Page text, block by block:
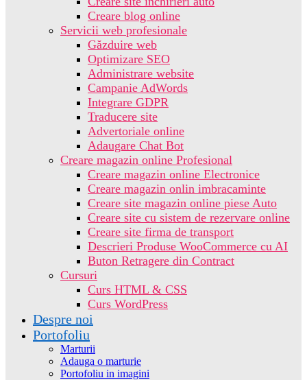
Creare blog online
Servicii web profesionale
Găzduire web
Optimizare SEO
Administrare website
Campanie AdWords
Integrare GDPR
Traducere site
Advertoriale online
Adaugare Chat Bot
Creare magazin online Profesional
Creare magazin online Electronice
Creare magazin onlin imbracaminte
Creare site magazin online piese Auto
Creare site cu sistem de rezervare online
Creare site firma de transport
Descrieri Produse WooCommerce cu AI
Buton Retragere din Contract
Cursuri
Curs HTML & CSS
Curs WordPress
Despre noi
Portofoliu
Marturii
Adauga o marturie
Portofoliu in imagini